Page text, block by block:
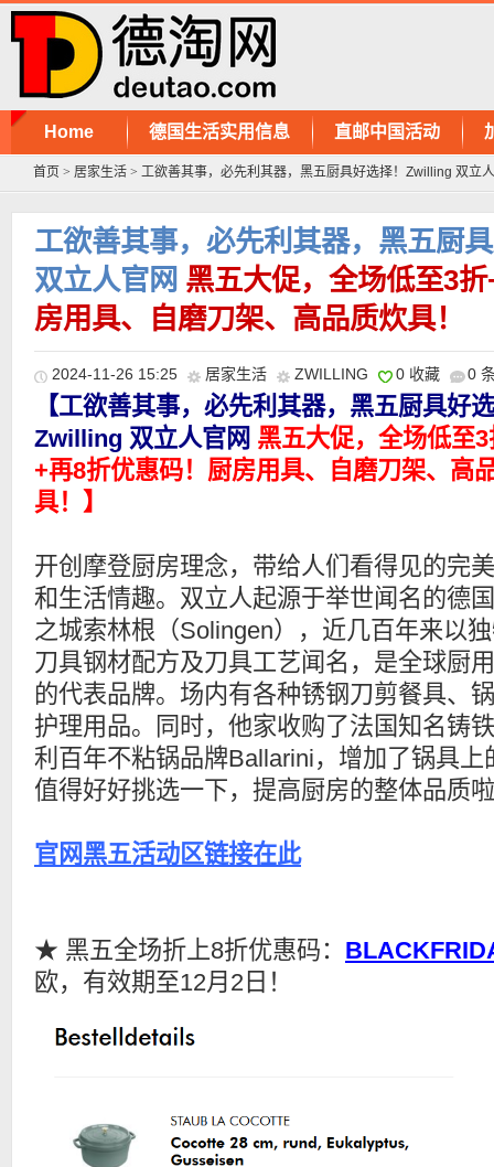
Home 德国生活实用信息 直邮中国活动
首页 > 居家生活 > 工欲善其事，必先利其器，黑五厨具好选择！Zwilling 双立
工欲善其事，必先利其器，黑五厨
双立人官网 黑五大促，全场低至3
房用具、自磨刀架、高品质炊具！
2024-11-26 15:25 居家生活 ZWILLING 0 收藏 0
【工欲善其事，必先利其器，黑五厨具好
Zwilling 双立人官网 黑五大促，全场低至3
+再8折优惠码！厨房用具、自磨刀架、高
具！】
开创摩登厨房理念，带给人们看得见的完
和生活情趣。双立人起源于举世闻名的德
之城索林根（Solingen），近几百年来以
刀具钢材配方及刀具工艺闻名，是全球厨
的代表品牌。场内有各种锈钢刀剪餐具、
护理用品。同时，他家收购了法国知名铸
利百年不粘锅品牌Ballarini，增加了锅具
值得好好挑选一下，提高厨房的整体品质
官网黑五活动区链接在此
★ 黑五全场折上8折优惠码：
欧，有效期至12月2日！